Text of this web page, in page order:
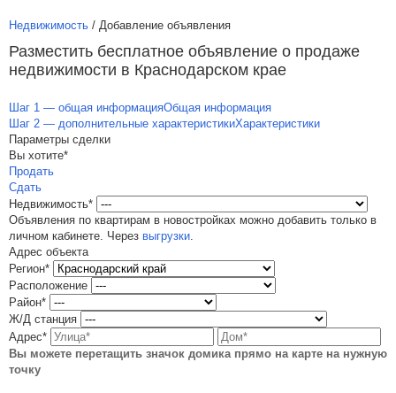
Недвижимость / Добавление объявления
Разместить бесплатное объявление о продаже
недвижимости в Краснодарском крае
Шаг 1 — общая информацияОбщая информация
Шаг 2 — дополнительные характеристикиХарактеристики
Параметры сделки
Вы хотите*
Продать
Сдать
Недвижимость*
Объявления по квартирам в новостройках можно добавить только в
личном кабинете. Через выгрузки.
Адрес объекта
Регион*
Расположение
Район*
Ж/Д станция
Адрес*
Вы можете перетащить значок домика прямо на карте на нужную
точку